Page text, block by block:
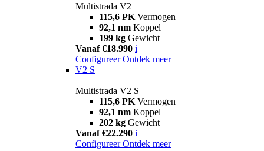
Multistrada V2
115,6 PK Vermogen
92,1 nm Koppel
199 kg Gewicht
Vanaf €18.990 i
Configureer Ontdek meer
V2 S
Multistrada V2 S
115,6 PK Vermogen
92,1 nm Koppel
202 kg Gewicht
Vanaf €22.290 i
Configureer Ontdek meer